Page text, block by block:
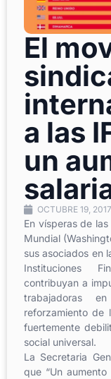
El
a las
un
OCTUBRE 19, 2017
En vísperas de
Mundial
sus asociados en
Instituciones
contribuyan a
trabajadoras
reforzamiento de
fuertemente
social universal.
La Secretaria
que “Un